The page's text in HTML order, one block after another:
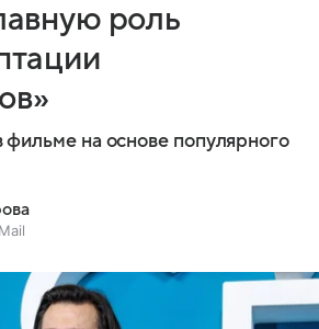
роль
фильме на основе популярного